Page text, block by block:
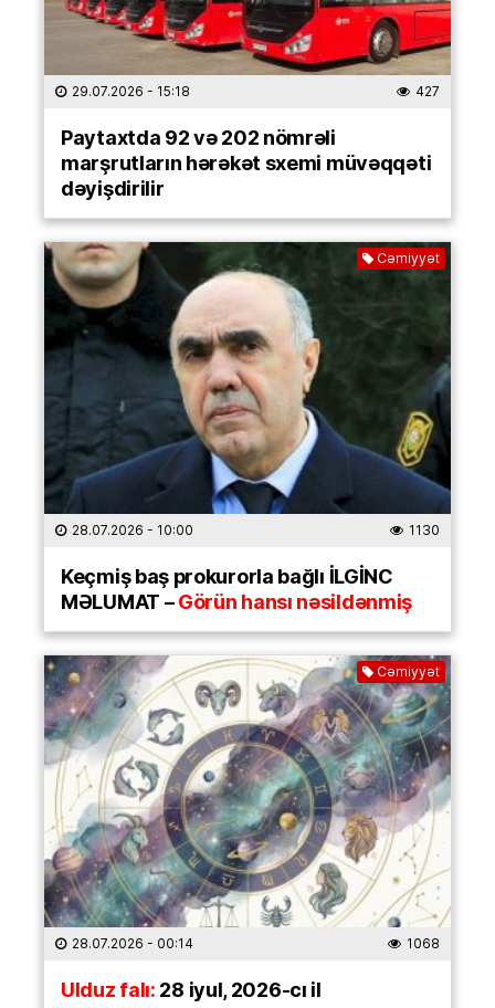
29.07.2026 - 15:18 427
Paytaxtda 92 və 202 nömrəli
marşrutların hərəkət sxemi müvəqqəti
dəyişdirilir
Cəmiyyət
28.07.2026 - 10:00 1130
Keçmiş baş prokurorla bağlı İLGİNC
MƏLUMAT –Görün hansı nəsildənmiş
Cəmiyyət
28.07.2026 - 00:14 1068
Ulduz falı:28 iyul, 2026-cı il